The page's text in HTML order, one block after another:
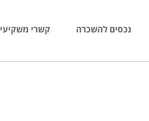
נכסים להשכרה קשרי